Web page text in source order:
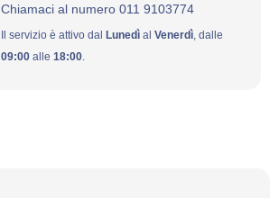
Chiamaci al numero 011 9103774
Il servizio è attivo dal Lunedì al Venerdì , dalle
09:00 alle 18:00